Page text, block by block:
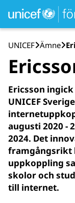
UNICEF Ämne
Ericsson
UNICEF
augusti 2020 -
2024. Det
framgångsrikt
uppkoppling
skolor och
till internet.